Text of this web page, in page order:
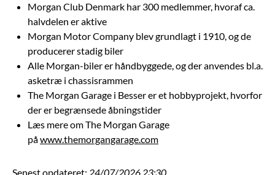
Morgan Club Denmark har 300 medlemmer, hvoraf ca.
halvdelen er aktive
Morgan Motor Company blev grundlagt i 1910, og de
producerer stadig biler
Alle Morgan-biler er håndbyggede, og der anvendes bl.a.
asketræ i chassisrammen
The Morgan Garage i Besser er et hobbyprojekt, hvorfor
der er begrænsede åbningstider
Læs mere om The Morgan Garage
påwww.themorgangarage.com
Senest opdateret: 24/07/2026 23:30